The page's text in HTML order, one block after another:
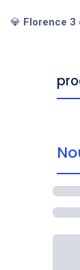
💎 Florence 3